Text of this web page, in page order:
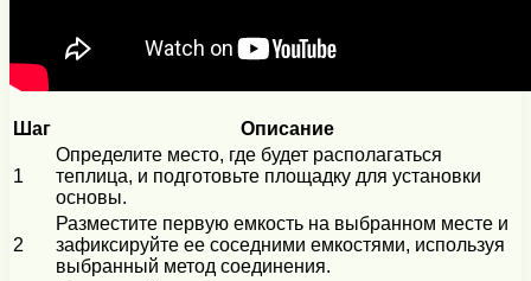
Шаг Описание
1
Определите место, где будет располагаться
теплица, и подготовьте площадку для установки
основы.
2
Разместите первую емкость на выбранном месте и
зафиксируйте ее соседними емкостями, используя
выбранный метод соединения.